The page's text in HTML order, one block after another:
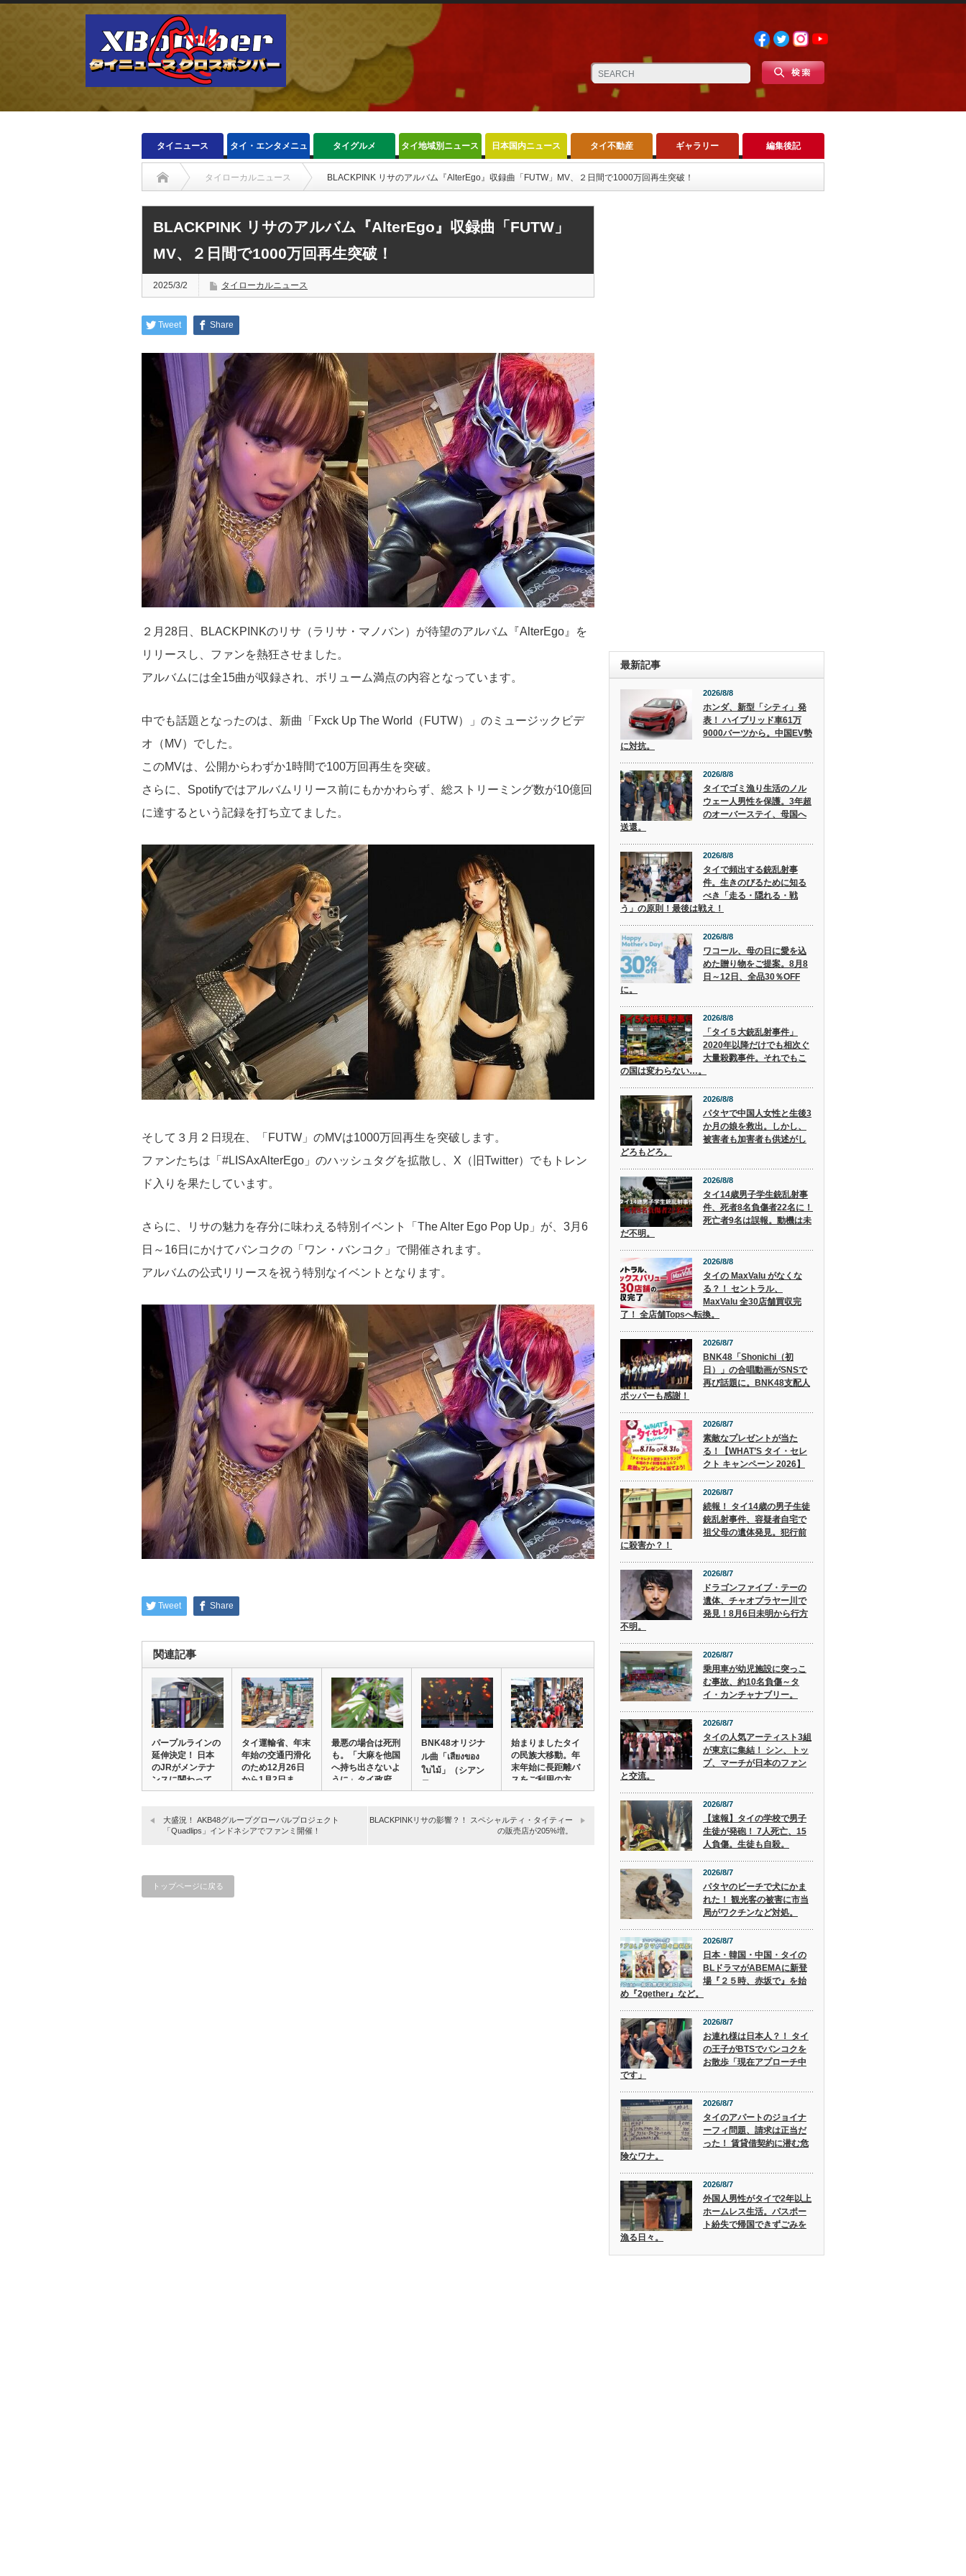
タイニュース タイ・エンタメニュ タイグルメ タイ地域別ニュース 日本国内ニュース タイ不動産 ギャラリー 編集後記
タイローカルニュース BLACKPINK リサのアルバム『AlterEgo』収録曲「FUTW」MV、２日間で1000万回再生突破！
BLACKPINK リサのアルバム『AlterEgo』収録曲「FUTW」
MV、２日間で1000万回再生突破！
2025/3/2 タイローカルニュース
Tweet Share
２月28日、BLACKPINKのリサ（ラリサ・マノバン）が待望のアルバム『AlterEgo』を
リリースし、ファンを熱狂させました。
アルバムには全15曲が収録され、ボリューム満点の内容となっています。
中でも話題となったのは、新曲「Fxck Up The World（FUTW）」のミュージックビデ
オ（MV）でした。
このMVは、公開からわずか1時間で100万回再生を突破。
さらに、Spotifyではアルバムリリース前にもかかわらず、総ストリーミング数が10億回
に達するという記録を打ち立てました。
そして３月２日現在、「FUTW」のMVは1000万回再生を突破します。
ファンたちは「#LISAxAlterEgo」のハッシュタグを拡散し、X（旧Twitter）でもトレン
ド入りを果たしています。
さらに、リサの魅力を存分に味わえる特別イベント「The Alter Ego Pop Up」が、3月6
日～16日にかけてバンコクの「ワン・バンコク」で開催されます。
アルバムの公式リリースを祝う特別なイベントとなります。
Tweet Share
関連記事
パープルラインの
延伸決定！ 日本
のJRがメンテナ
ンスに関わって
い…
タイ運輸省、年末
年始の交通円滑化
のため12月26日
から1月2日ま…
最悪の場合は死刑
も。「大麻を他国
へ持ち出さないよ
うに」タイ政府
が…
BNK48オリジナ
ル曲「เสียงของ
ใบไม้」（シアン
コ…
始まりましたタイ
の民族大移動。年
末年始に長距離バ
スをご利用の方
は…
大盛況！ AKB48グループグローバルプロジェクト
「Quadlips」インドネシアでファンミ開催！
BLACKPINKリサの影響？！ スペシャルティ・タイティー
の販売店が205%増。
トップページに戻る
最新記事
2026/8/8
ホンダ、新型「シティ」発
表！ ハイブリッド車61万
9000バーツから。中国EV勢
に対抗。
2026/8/8
タイでゴミ漁り生活のノル
ウェー人男性を保護。3年超
のオーバーステイ、母国へ
送還。
2026/8/8
タイで頻出する銃乱射事
件。生きのびるために知る
べき「走る・隠れる・戦
う」の原則！最後は戦え！
2026/8/8
ワコール、母の日に愛を込
めた贈り物をご提案。8月8
日～12日、全品30％OFF
に。
2026/8/8
「タイ５大銃乱射事件」
2020年以降だけでも相次ぐ
大量殺戮事件。それでもこ
の国は変わらない…。
2026/8/8
パタヤで中国人女性と生後3
か月の娘を救出。しかし、
被害者も加害者も供述がし
どろもどろ。
2026/8/8
タイ14歳男子学生銃乱射事
件、死者8名負傷者22名に！
死亡者9名は誤報。動機は未
だ不明。
2026/8/8
タイの MaxValu がなくな
る？！ セントラル、
MaxValu 全30店舗買収完
了！ 全店舗Topsへ転換。
2026/8/7
BNK48「Shonichi（初
日）」の合唱動画がSNSで
再び話題に。BNK48支配人
ポッパーも感謝！
2026/8/7
素敵なプレゼントが当た
る！【WHAT’S タイ・セレ
クト キャンペーン 2026】
2026/8/7
続報！ タイ14歳の男子生徒
銃乱射事件、容疑者自宅で
祖父母の遺体発見。犯行前
に殺害か？！
2026/8/7
ドラゴンファイブ・テーの
遺体、チャオプラヤー川で
発見！8月6日未明から行方
不明。
2026/8/7
乗用車が幼児施設に突っこ
む事故、約10名負傷～タ
イ・カンチャナブリー。
2026/8/7
タイの人気アーティスト3組
が東京に集結！ シン、トッ
プ、マーチが日本のファン
と交流。
2026/8/7
【速報】タイの学校で男子
生徒が発砲！ 7人死亡、15
人負傷。生徒も自殺。
2026/8/7
パタヤのビーチで犬にかま
れた！ 観光客の被害に市当
局がワクチンなど対処。
2026/8/7
日本・韓国・中国・タイの
BLドラマがABEMAに新登
場『２５時、赤坂で』を始
め『2gether』など。
2026/8/7
お連れ様は日本人？！ タイ
の王子がBTSでバンコクを
お散歩「現在アプローチ中
です」
2026/8/7
タイのアパートのジョイナ
ーフィ問題、請求は正当だ
った！ 賃貸借契約に潜む危
険なワナ。
2026/8/7
外国人男性がタイで2年以上
ホームレス生活。パスポー
ト紛失で帰国できずごみを
漁る日々。